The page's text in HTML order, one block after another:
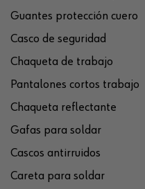
Guantes protección cuero
Casco de seguridad
Chaqueta de trabajo
Pantalones cortos trabajo
Chaqueta reflectante
Gafas para soldar
Cascos antirruidos
Careta para soldar